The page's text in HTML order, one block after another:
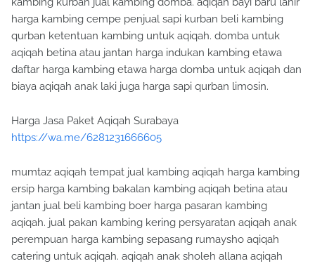
harga kambing cempe penjual sapi kurban beli kambing
qurban ketentuan kambing untuk aqiqah. domba untuk
aqiqah betina atau jantan harga indukan kambing etawa
daftar harga kambing etawa harga domba untuk aqiqah dan
biaya aqiqah anak laki juga harga sapi qurban limosin.
Harga Jasa Paket Aqiqah Surabaya
https://wa.me/6281231666605
mumtaz aqiqah tempat jual kambing aqiqah harga kambing
ersip harga kambing bakalan kambing aqiqah betina atau
jantan jual beli kambing boer harga pasaran kambing
aqiqah. jual pakan kambing kering persyaratan aqiqah anak
perempuan harga kambing sepasang rumaysho aqiqah
catering untuk aqiqah. aqiqah anak sholeh allana aqiqah